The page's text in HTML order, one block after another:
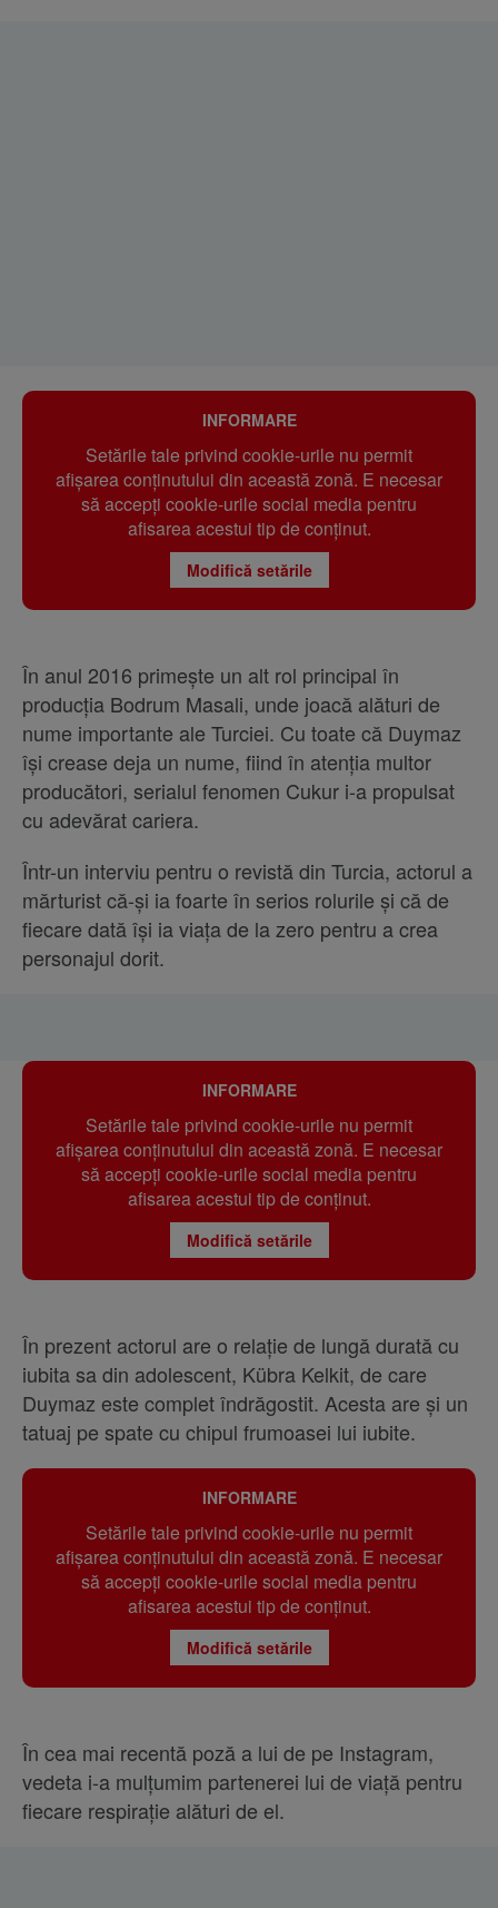
INFORMARE
Setările tale privind cookie-urile nu permit
afișarea conținutului din această zonă. E necesar
să accepți cookie-urile social media pentru
afisarea acestui tip de conținut.
Modifică setările
În anul 2016 primește un alt rol principal în
producția Bodrum Masali, unde joacă alături de
nume importante ale Turciei. Cu toate că Duymaz
își crease deja un nume, fiind în atenția multor
producători, serialul fenomen Cukur i-a propulsat
cu adevărat cariera.
Într-un interviu pentru o revistă din Turcia, actorul a
mărturist că-și ia foarte în serios rolurile și că de
fiecare dată își ia viața de la zero pentru a crea
personajul dorit.
INFORMARE
Setările tale privind cookie-urile nu permit
afișarea conținutului din această zonă. E necesar
să accepți cookie-urile social media pentru
afisarea acestui tip de conținut.
Modifică setările
În prezent actorul are o relație de lungă durată cu
iubita sa din adolescent, Kübra Kelkit, de care
Duymaz este complet îndrăgostit. Acesta are și un
tatuaj pe spate cu chipul frumoasei lui iubite.
INFORMARE
Setările tale privind cookie-urile nu permit
afișarea conținutului din această zonă. E necesar
să accepți cookie-urile social media pentru
afisarea acestui tip de conținut.
Modifică setările
În cea mai recentă poză a lui de pe Instagram,
vedeta i-a mulțumim partenerei lui de viață pentru
fiecare respirație alături de el.